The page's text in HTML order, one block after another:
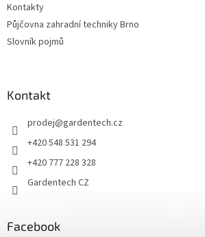
Kontakty
Půjčovna zahradní techniky Brno
Slovník pojmů
Kontakt
prodej@gardentech.cz
+420 548 531 294
+420 777 228 328
Gardentech CZ
Facebook